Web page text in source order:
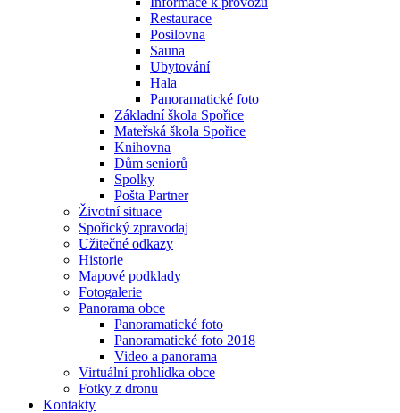
Restaurace
Posilovna
Sauna
Ubytování
Hala
Panoramatické foto
Základní škola Spořice
Mateřská škola Spořice
Knihovna
Dům seniorů
Spolky
Pošta Partner
Životní situace
Spořický zpravodaj
Užitečné odkazy
Historie
Mapové podklady
Fotogalerie
Panorama obce
Panoramatické foto
Panoramatické foto 2018
Video a panorama
Virtuální prohlídka obce
Fotky z dronu
Kontakty